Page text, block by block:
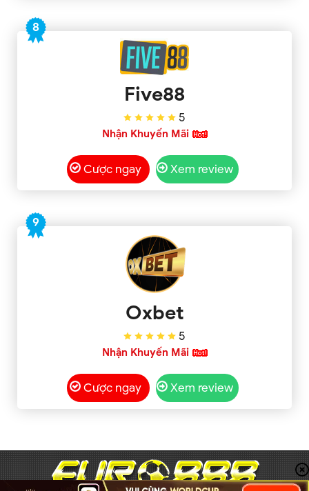
8
Five88
5
Nhận Khuyến Mãi
Cược ngay Xem review
9
Oxbet
5
Nhận Khuyến Mãi
Cược ngay Xem review